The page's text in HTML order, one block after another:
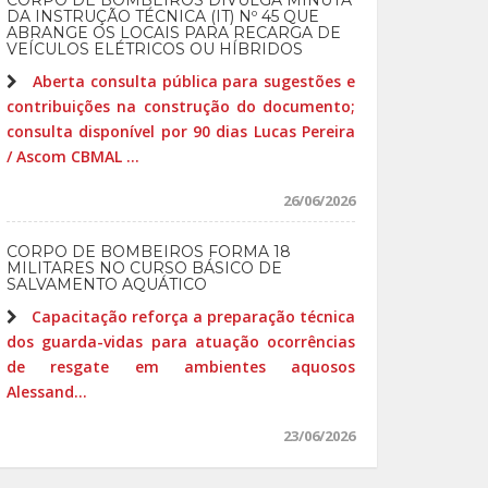
DA INSTRUÇÃO TÉCNICA (IT) Nº 45 QUE
ABRANGE OS LOCAIS PARA RECARGA DE
VEÍCULOS ELÉTRICOS OU HÍBRIDOS
Aberta consulta pública para sugestões e
contribuições na construção do documento;
consulta disponível por 90 dias Lucas Pereira
/ Ascom CBMAL ...
26/06/2026
CORPO DE BOMBEIROS FORMA 18
MILITARES NO CURSO BÁSICO DE
SALVAMENTO AQUÁTICO
Capacitação reforça a preparação técnica
dos guarda-vidas para atuação ocorrências
de resgate em ambientes aquosos
Alessand...
23/06/2026